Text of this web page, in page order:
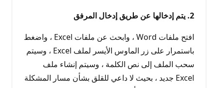
2. يتم إدخالها عن طريق إدخال المرفق
افتح ملفات Word ، وابحث عن ملفات Excel ، واضغط
باستمرار على زر الماوس الأيسر لملف Excel ، وسيتم
سحب الملف إلى نص الكلمة ، وسيتم إنشاء ملف
Excel جديد ، بحيث لا داعي للقلق بشأن مسار المشكلة